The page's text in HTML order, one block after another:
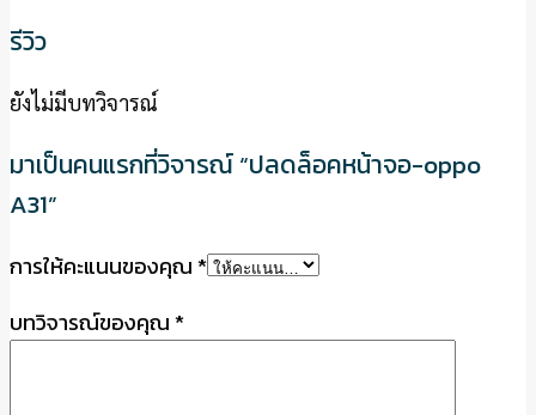
รีวิว
ยังไม่มีบทวิจารณ์
มาเป็นคนแรกที่วิจารณ์ “ปลดล็อคหน้าจอ-oppo
A31”
การให้คะแนนของคุณ*
บทวิจารณ์ของคุณ*